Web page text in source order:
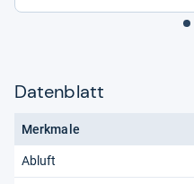
Datenblatt
Merkmale
Abluft